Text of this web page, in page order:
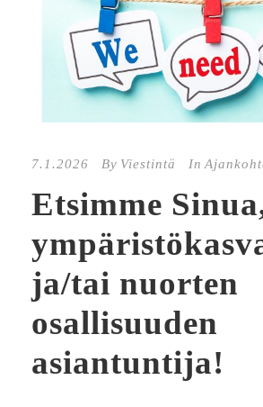
7.1.2026 By Viestintä In
Etsimme
ja/tai nuorten
osallisuuden
asiantuntija!